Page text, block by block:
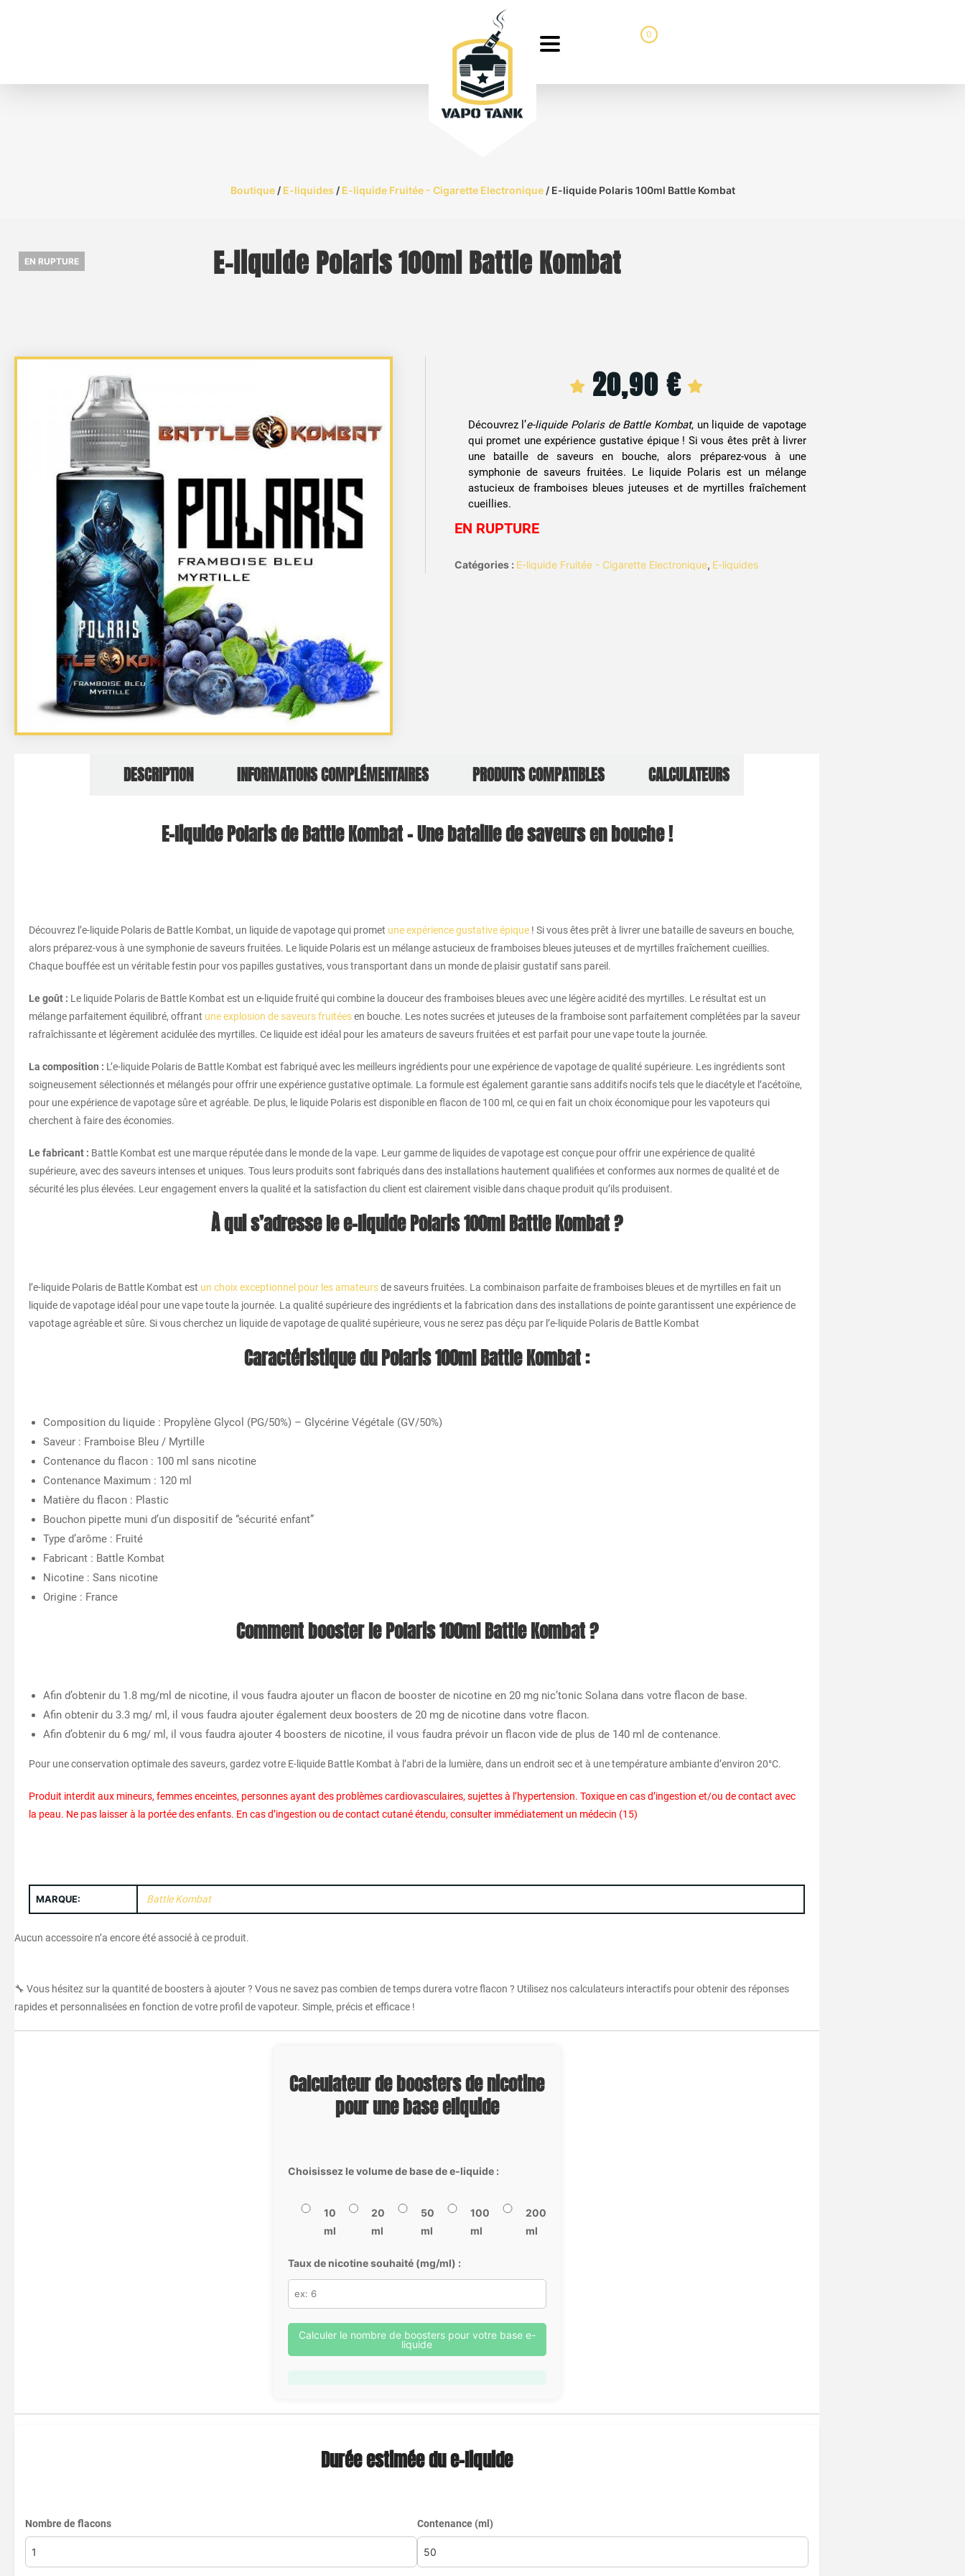
0
Boutique/ E-liquides / E-liquide Fruitée - Cigarette Electronique/ E-liquide Polaris 100ml Battle Kombat
E-liquide Polaris 100ml Battle Kombat
EN RUPTURE
20,90€
Découvrez l’e-liquide Polaris de Battle Kombat, un liquide de vapotage
qui promet une expérience gustative épique ! Si vous êtes prêt à livrer
une bataille de saveurs en bouche, alors préparez-vous à une
symphonie de saveurs fruitées. Le liquide Polaris est un mélange
astucieux de framboises bleues juteuses et de myrtilles fraîchement
cueillies.
EN RUPTURE
Catégories : E-liquide Fruitée - Cigarette Electronique, E-liquides
DESCRIPTION INFORMATIONS COMPLÉMENTAIRES PRODUITS COMPATIBLES CALCULATEURS
E-liquide Polaris de Battle Kombat – Une bataille de saveurs en bouche !
Découvrez l’e-liquide Polaris de Battle Kombat, un liquide de vapotage qui promet une expérience gustative épique ! Si vous êtes prêt à livrer une bataille de saveurs en bouche,
alors préparez-vous à une symphonie de saveurs fruitées. Le liquide Polaris est un mélange astucieux de framboises bleues juteuses et de myrtilles fraîchement cueillies.
Chaque bouffée est un véritable festin pour vos papilles gustatives, vous transportant dans un monde de plaisir gustatif sans pareil.
Le goût : Le liquide Polaris de Battle Kombat est un e-liquide fruité qui combine la douceur des framboises bleues avec une légère acidité des myrtilles. Le résultat est un
mélange parfaitement équilibré, offrant une explosion de saveurs fruitéesen bouche. Les notes sucrées et juteuses de la framboise sont parfaitement complétées par la saveur
rafraîchissante et légèrement acidulée des myrtilles. Ce liquide est idéal pour les amateurs de saveurs fruitées et est parfait pour une vape toute la journée.
La composition : L’e-liquide Polaris de Battle Kombat est fabriqué avec les meilleurs ingrédients pour une expérience de vapotage de qualité supérieure. Les ingrédients sont
soigneusement sélectionnés et mélangés pour offrir une expérience gustative optimale. La formule est également garantie sans additifs nocifs tels que le diacétyle et l’acétoïne,
pour une expérience de vapotage sûre et agréable. De plus, le liquide Polaris est disponible en flacon de 100 ml, ce qui en fait un choix économique pour les vapoteurs qui
cherchent à faire des économies.
Le fabricant : Battle Kombat est une marque réputée dans le monde de la vape. Leur gamme de liquides de vapotage est conçue pour offrir une expérience de qualité
supérieure, avec des saveurs intenses et uniques. Tous leurs produits sont fabriqués dans des installations hautement qualifiées et conformes aux normes de qualité et de
sécurité les plus élevées. Leur engagement envers la qualité et la satisfaction du client est clairement visible dans chaque produit qu’ils produisent.
À qui s’adresse le e-liquide Polaris 100ml Battle Kombat ?
l’e-liquide Polaris de Battle Kombat est un choix exceptionnel pour les amateursde saveurs fruitées. La combinaison parfaite de framboises bleues et de myrtilles en fait un
liquide de vapotage idéal pour une vape toute la journée. La qualité supérieure des ingrédients et la fabrication dans des installations de pointe garantissent une expérience de
vapotage agréable et sûre. Si vous cherchez un liquide de vapotage de qualité supérieure, vous ne serez pas déçu par l’e-liquide Polaris de Battle Kombat
Caractéristique du Polaris 100ml Battle Kombat :
Composition du liquide : Propylène Glycol (PG/50%) – Glycérine Végétale (GV/50%)
Saveur : Framboise Bleu / Myrtille
Contenance du flacon : 100 ml sans nicotine
Contenance Maximum : 120 ml
Matière du flacon : Plastic
Bouchon pipette muni d’un dispositif de “sécurité enfant”
Type d’arôme : Fruité
Fabricant : Battle Kombat
Nicotine : Sans nicotine
Origine : France
Comment booster le Polaris 100ml Battle Kombat ?
Afin d’obtenir du 1.8 mg/ml de nicotine, il vous faudra ajouter un flacon de booster de nicotine en 20 mg nic’tonic Solana dans votre flacon de base.
Afin obtenir du 3.3 mg/ ml, il vous faudra ajouter également deux boosters de 20 mg de nicotine dans votre flacon.
Afin d’obtenir du 6 mg/ ml, il vous faudra ajouter 4 boosters de nicotine, il vous faudra prévoir un flacon vide de plus de 140 ml de contenance.
Pour une conservation optimale des saveurs, gardez votre E-liquide Battle Kombat à l’abri de la lumière, dans un endroit sec et à une température ambiante d’environ 20°C.
Produit interdit aux mineurs, femmes enceintes, personnes ayant des problèmes cardiovasculaires, sujettes à l’hypertension. Toxique en cas d’ingestion et/ou de contact avec
la peau. Ne pas laisser à la portée des enfants. En cas d’ingestion ou de contact cutané étendu, consulter immédiatement un médecin (15)
MARQUE: Battle Kombat
Aucun accessoire n’a encore été associé à ce produit.
🔧 Vous hésitez sur la quantité de boosters à ajouter ? Vous ne savez pas combien de temps durera votre flacon ? Utilisez nos calculateurs interactifs pour obtenir des réponses
rapides et personnalisées en fonction de votre profil de vapoteur. Simple, précis et efficace !
Calculateur de boosters de nicotine
pour une base eliquide
Choisissez le volume de base de e-liquide :
10
ml
20
ml
50
ml
100
ml
200
ml
Taux de nicotine souhaité (mg/ml) :
Calculer le nombre de boosters pour votre base e-
liquide
Durée estimée du e-liquide
Nombre de flacons Contenance (ml)